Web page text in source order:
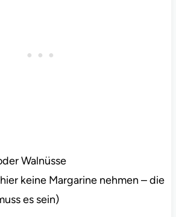
Walnüsse
keine Margarine nehmen – die
es sein)